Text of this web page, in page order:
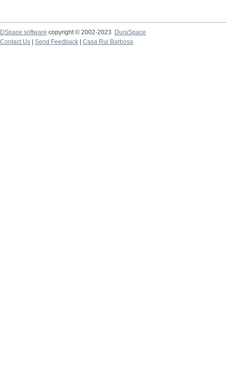
DSpace software copyright © 2002-2023
DuraSpace
Contact Us
Send Feedback Casa Rui Barbosa